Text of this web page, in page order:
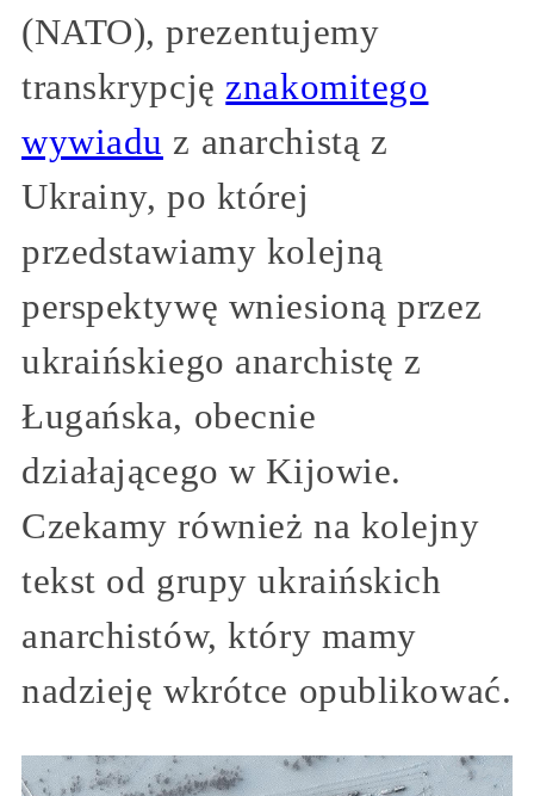
(NATO), prezentujemy
transkrypcjęznakomitego
wywiadu z anarchistą z
Ukrainy, po której
przedstawiamy kolejną
perspektywę wniesioną przez
ukraińskiego anarchistę z
Ługańska, obecnie
działającego w Kijowie.
Czekamy również na kolejny
tekst od grupy ukraińskich
anarchistów, który mamy
nadzieję wkrótce opublikować.